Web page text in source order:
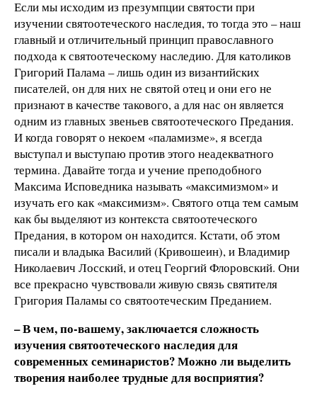
Если мы исходим из презумпции святости при
изучении святоотеческого наследия, то тогда это – наш
главный и отличительный принцип православного
подхода к святоотеческому наследию. Для католиков
Григорий Палама – лишь один из византийских
писателей, он для них не святой отец и они его не
признают в качестве такового, а для нас он является
одним из главных звеньев святоотеческого Предания.
И когда говорят о некоем «паламизме», я всегда
выступал и выступаю против этого неадекватного
термина. Давайте тогда и учение преподобного
Максима Исповедника называть «максимизмом» и
изучать его как «максимизм». Святого отца тем самым
как бы выделяют из контекста святоотеческого
Предания, в котором он находится. Кстати, об этом
писали и владыка Василий (Кривошеин), и Владимир
Николаевич Лосский, и отец Георгий Флоровский. Они
все прекрасно чувствовали живую связь святителя
Григория Паламы со святоотеческим Преданием.
– В чем, по-вашему, заключается сложность
изучения святоотеческого наследия для
современных семинаристов? Можно ли выделить
творения наиболее трудные для восприятия?